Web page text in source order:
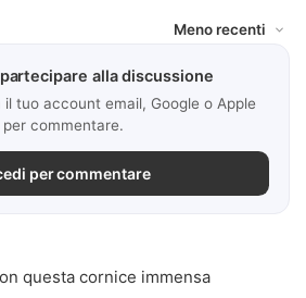
alla discussione
tuo account email, Google o Apple
per commentare.
per commentare
questa cornice immensa